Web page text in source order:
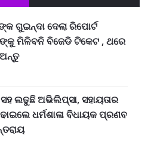
ଗୁଇନ୍ଦା ଦେଲା ରିପୋର୍ଟ
ମିଳିବନି ବିଜେଡି ଟିକେଟ , ଥରେ
ଲଢୁଛି ଅଭିଲିପ୍ସା, ସହାୟତାର
ଧର୍ମଶାଳା ବିଧାୟକ ପ୍ରଣବ